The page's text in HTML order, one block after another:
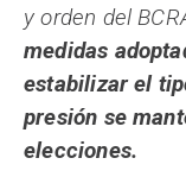
y orden del
medidas
estabilizar el
presión se
elecciones.